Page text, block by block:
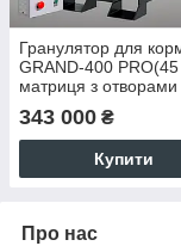
Гранулятор для
GRAND-400 PRO(45
матриця з
мм.
343 000 ₴
Купити
Про нас